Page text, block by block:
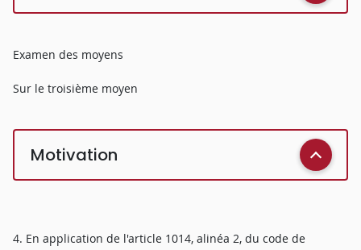
Examen des moyens
Sur le troisième moyen
Motivation
4. En application de l'article 1014, alinéa 2, du code de